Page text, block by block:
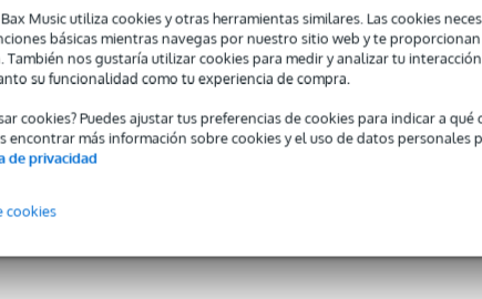
Music utiliza cookies y otras herramientas similares. Las cookies
básicas mientras navegas por nuestro sitio web y te
También nos gustaría utilizar cookies para medir y analizar tu
su funcionalidad como tu experiencia de compra.
cookies? Puedes ajustar tus preferencias de cookies para indicar a
encontrar más información sobre cookies y el uso de datos personales
de privacidad
cookies
x 49,0 x 16,0 cm